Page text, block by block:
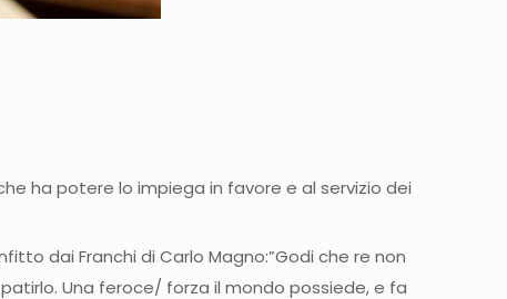
ha potere lo impiega in favore e al servizio dei
dai Franchi di Carlo Magno:”Godi che re non
Una feroce/ forza il mondo possiede, e fa